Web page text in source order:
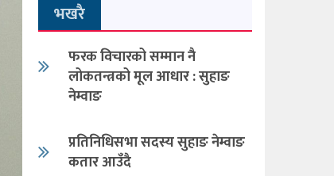
भखरै
फरक विचारको सम्मान नै
लोकतन्त्रको मूल आधार : सुहाङ
नेम्वाङ
प्रतिनिधिसभा सदस्य सुहाङ नेम्वाङ
कतार आउँदै